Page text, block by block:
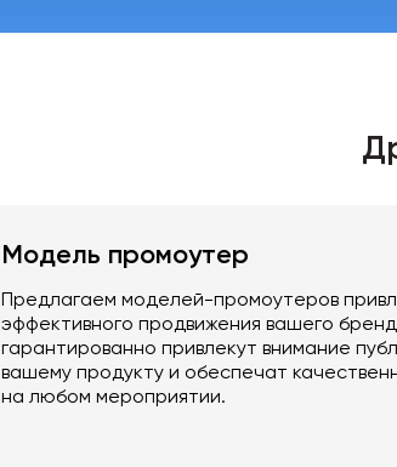
Модель промоутер
Предлагаем моделей-промоутеров
эффективного продвижения вашего
гарантированно привлекут внимание
вашему продукту и обеспечат
на любом мероприятии.